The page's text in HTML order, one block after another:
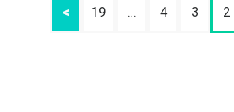
2
3
4
…
19
>